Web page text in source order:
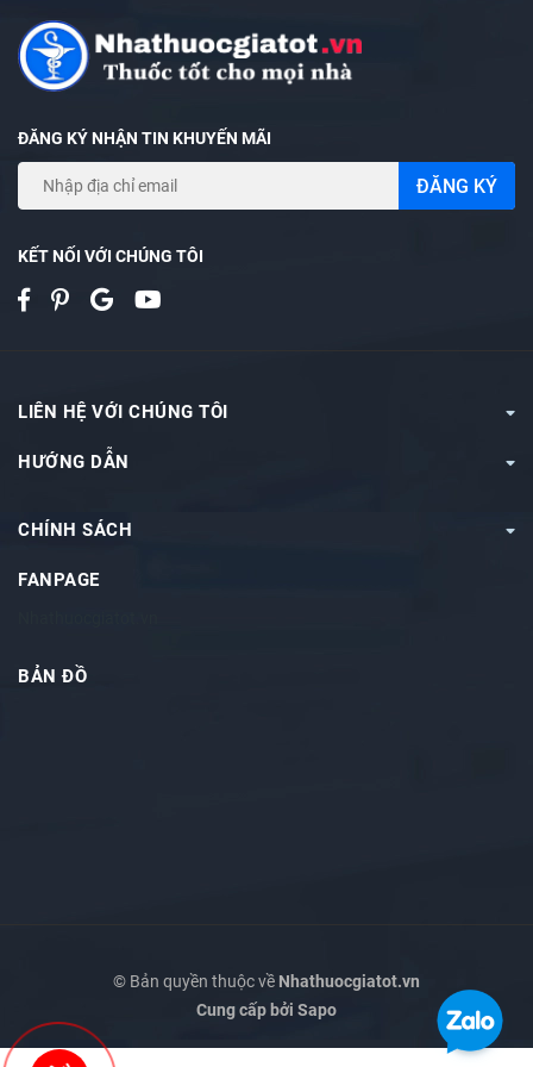
#miengdanvetmo #datvetthuong #miengdanvetthuong
#danvetmosausinh #miengdanvetmo
#gacvetthuong #bangdinhcogac #miengdanvetthuong
#danvetthuong #gacyte #gachetis #danvetthuongho
#gactientien #banggacvetthuong #banggacyte
ĐĂNG KÝ NHẬN TIN KHUYẾN MÃI
ĐĂNG KÝ
KẾT NỐI VỚI CHÚNG TÔI
LIÊN HỆ VỚI CHÚNG TÔI
HƯỚNG DẪN
CHÍNH SÁCH
FANPAGE
BẢN ĐỒ
© Bản quyền thuộc về Nhathuocgiatot.vn
Cung cấp bởi Sapo